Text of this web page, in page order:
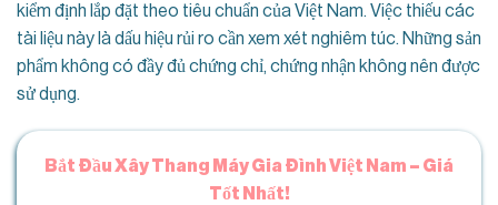
kiểm định lắp đặt theo tiêu chuẩn của Việt Nam. Việc thiếu các
tài liệu này là dấu hiệu rủi ro cần xem xét nghiêm túc. Những sản
phẩm không có đầy đủ chứng chỉ, chứng nhận không nên được
sử dụng.
Bắt Đầu Xây Thang Máy Gia Đình Việt Nam – Giá
Tốt Nhất!